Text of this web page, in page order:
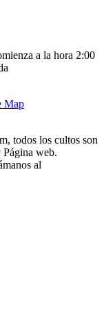
a la hora 2:00
Map
todos los cultos son
Página web.
al